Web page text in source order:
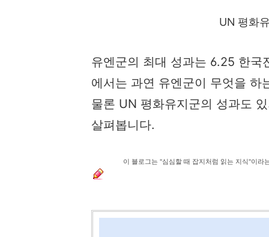
UN 평화
유엔군의 최대 성과는 6.25 한국
에서는 과연 유엔군이 무엇을 하
물론 UN 평화유지군의 성과도
살펴봅니다.
이 블로그는 "심심할 때 잡지처럼 읽는 지식"이